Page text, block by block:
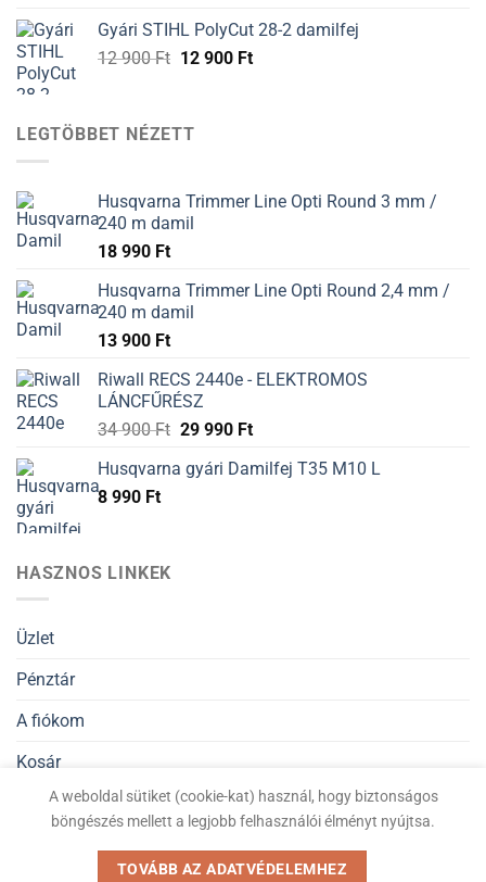
12
900 Ft.
12
900 Ft.
Gyári STIHL PolyCut 28-2 damilfej
12 900Ft Original
12
12 900 FtCurrent
LEGTÖBBET NÉZETT
Husqvarna Trimmer Line Opti Round 3 mm /
240 m damil
18 990 Ft
Husqvarna Trimmer Line Opti Round 2,4 mm /
240 m damil
13 900 Ft
Riwall RECS 2440e - ELEKTROMOS
LÁNCFŰRÉSZ
34 900Ft 29 990 Ft
Husqvarna gyári Damilfej T35 M10 L
8 990 Ft
HASZNOS LINKEK
Üzlet
Pénztár
A fiókom
Kosár
Általános Szerződési Feltételek
A weboldal sütiket (cookie-kat) használ, hogy biztonságos
böngészés mellett a legjobb felhasználói élményt nyújtsa.
TOVÁBB AZ ADATVÉDELEMHEZ